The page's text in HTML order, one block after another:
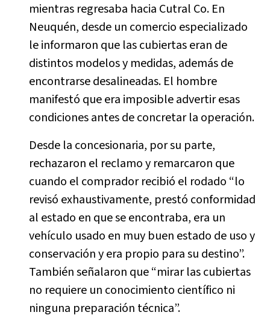
mientras regresaba hacia Cutral Co. En
Neuquén, desde un comercio especializado
le informaron que las cubiertas eran de
distintos modelos y medidas, además de
encontrarse desalineadas. El hombre
manifestó que era imposible advertir esas
condiciones antes de concretar la operación.
Desde la concesionaria, por su parte,
rechazaron el reclamo y remarcaron que
cuando el comprador recibió el rodado “lo
revisó exhaustivamente, prestó conformidad
al estado en que se encontraba, era un
vehículo usado en muy buen estado de uso y
conservación y era propio para su destino”.
También señalaron que “mirar las cubiertas
no requiere un conocimiento científico ni
ninguna preparación técnica”.